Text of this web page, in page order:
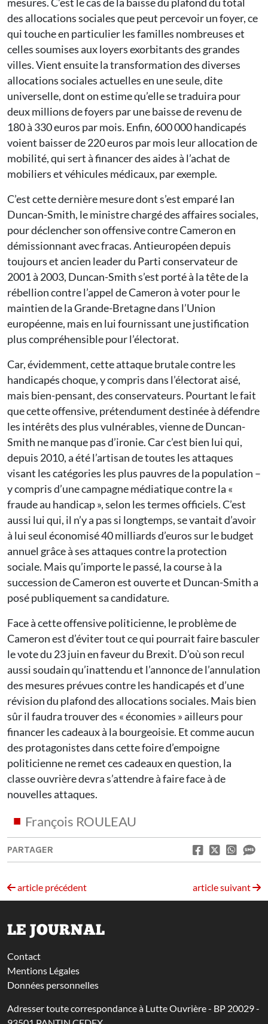
des allocations sociales que peut percevoir un foyer, ce
qui touche en particulier les familles nombreuses et
celles soumises aux loyers exorbitants des grandes
villes. Vient ensuite la transformation des diverses
allocations sociales actuelles en une seule, dite
universelle, dont on estime qu’elle se traduira pour
deux millions de foyers par une baisse de revenu de
180 à 330 euros par mois. Enfin, 600 000 handicapés
voient baisser de 220 euros par mois leur allocation de
mobilité, qui sert à financer des aides à l’achat de
mobiliers et véhicules médicaux, par exemple.
C’est cette dernière mesure dont s’est emparé Ian
Duncan-Smith, le ministre chargé des affaires sociales,
pour déclencher son offensive contre Cameron en
démissionnant avec fracas. Antieuropéen depuis
toujours et ancien leader du Parti conservateur de
2001 à 2003, Duncan-Smith s’est porté à la tête de la
rébellion contre l’appel de Cameron à voter pour le
maintien de la Grande-Bretagne dans l’Union
européenne, mais en lui fournissant une justification
plus compréhensible pour l’électorat.
Car, évidemment, cette attaque brutale contre les
handicapés choque, y compris dans l’électorat aisé,
mais bien-pensant, des conservateurs. Pourtant le fait
que cette offensive, prétendument destinée à défendre
les intérêts des plus vulnérables, vienne de Duncan-
Smith ne manque pas d’ironie. Car c’est bien lui qui,
depuis 2010, a été l’artisan de toutes les attaques
visant les catégories les plus pauvres de la population –
y compris d’une campagne médiatique contre la «
fraude au handicap », selon les termes officiels. C’est
aussi lui qui, il n’y a pas si longtemps, se vantait d’avoir
à lui seul économisé 40 milliards d’euros sur le budget
annuel grâce à ses attaques contre la protection
sociale. Mais qu’importe le passé, la course à la
succession de Cameron est ouverte et Duncan-Smith a
posé publiquement sa candidature.
Face à cette offensive politicienne, le problème de
Cameron est d’éviter tout ce qui pourrait faire basculer
le vote du 23 juin en faveur du Brexit. D’où son recul
aussi soudain qu’inattendu et l’annonce de l’annulation
des mesures prévues contre les handicapés et d’une
révision du plafond des allocations sociales. Mais bien
sûr il faudra trouver des « économies » ailleurs pour
financer les cadeaux à la bourgeoisie. Et comme aucun
des protagonistes dans cette foire d’empoigne
politicienne ne remet ces cadeaux en question, la
classe ouvrière devra s’attendre à faire face à de
nouvelles attaques.
François ROULEAU
PARTAGER
article précédent article suivant
LE JOURNAL
Contact
Mentions Légales
Données personnelles
Adresser toute correspondance à Lutte Ouvrière - BP 20029 -